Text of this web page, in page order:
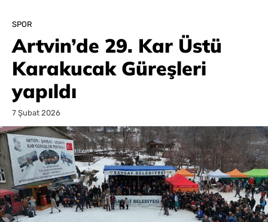
SPOR
Artvin’de 29. Kar Üstü
Karakucak Güreşleri
yapıldı
7 Şubat 2026